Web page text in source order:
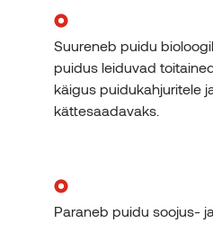
Suureneb puidu
puidus leiduvad
käigus puidukahjuritele
kättesaadavaks.
Paraneb puidu soojus-